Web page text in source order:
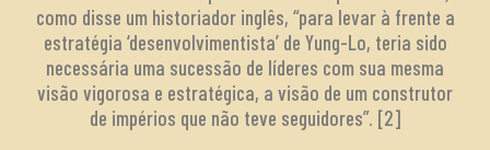
como disse um historiador inglês, “para levar à frente a
estratégia ‘desenvolvimentista’ de Yung-Lo, teria sido
necessária uma sucessão de líderes com sua mesma
visão vigorosa e estratégica, a visão de um construtor
de impérios que não teve seguidores”. [2]